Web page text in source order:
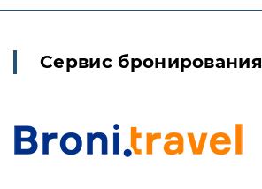
Сервис бронирования